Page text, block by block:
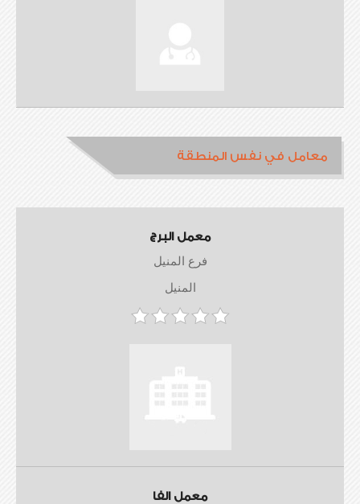
معامل في نفس المنطقة
معمل البرج
فرع المنيل
المنيل
معمل الفا